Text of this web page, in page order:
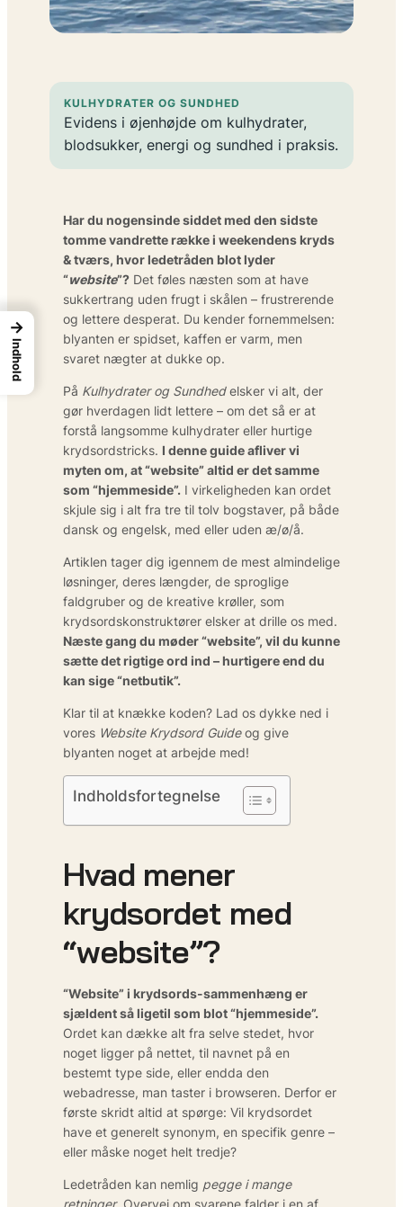
KULHYDRATER OG SUNDHED
Evidens i øjenhøjde om kulhydrater,
blodsukker, energi og sundhed i praksis.
Har du nogensinde siddet med den sidste
tomme vandrette række i weekendens kryds
& tværs, hvor ledetråden blot lyder
“website”? Det føles næsten som at have
sukkertrang uden frugt i skålen – frustrerende
og lettere desperat. Du kender fornemmelsen:
blyanten er spidset, kaffen er varm, men
svaret nægter at dukke op.
På Kulhydrater og Sundhedelsker vi alt, der
gør hverdagen lidt lettere – om det så er at
forstå langsomme kulhydrater eller hurtige
krydsordstricks. I denne guide afliver vi
myten om, at “website” altid er det samme
som “hjemmeside”. I virkeligheden kan ordet
skjule sig i alt fra tre til tolv bogstaver, på både
dansk og engelsk, med eller uden æ/ø/å.
Artiklen tager dig igennem de mest almindelige
løsninger, deres længder, de sproglige
faldgruber og de kreative krøller, som
krydsordskonstruktører elsker at drille os med.
Næste gang du møder “website”, vil du kunne
sætte det rigtige ord ind – hurtigere end du
kan sige “netbutik”.
Klar til at knække koden? Lad os dykke ned i
vores Website Krydsord Guideog give
blyanten noget at arbejde med!
Indholdsfortegnelse
Hvad mener
krydsordet med
“website”?
“Website” i krydsords-sammenhæng er
sjældent så ligetil som blot “hjemmeside”.
Ordet kan dække alt fra selve stedet, hvor
noget ligger på nettet, til navnet på en
bestemt type side, eller endda den
webadresse, man taster i browseren. Derfor er
første skridt altid at spørge: Vil krydsordet
have et generelt synonym, en specifik genre –
eller måske noget helt tredje?
Ledetråden kan nemlig pegge i mange
retninger. Overvej om svarene falder i en af
→
Indhold